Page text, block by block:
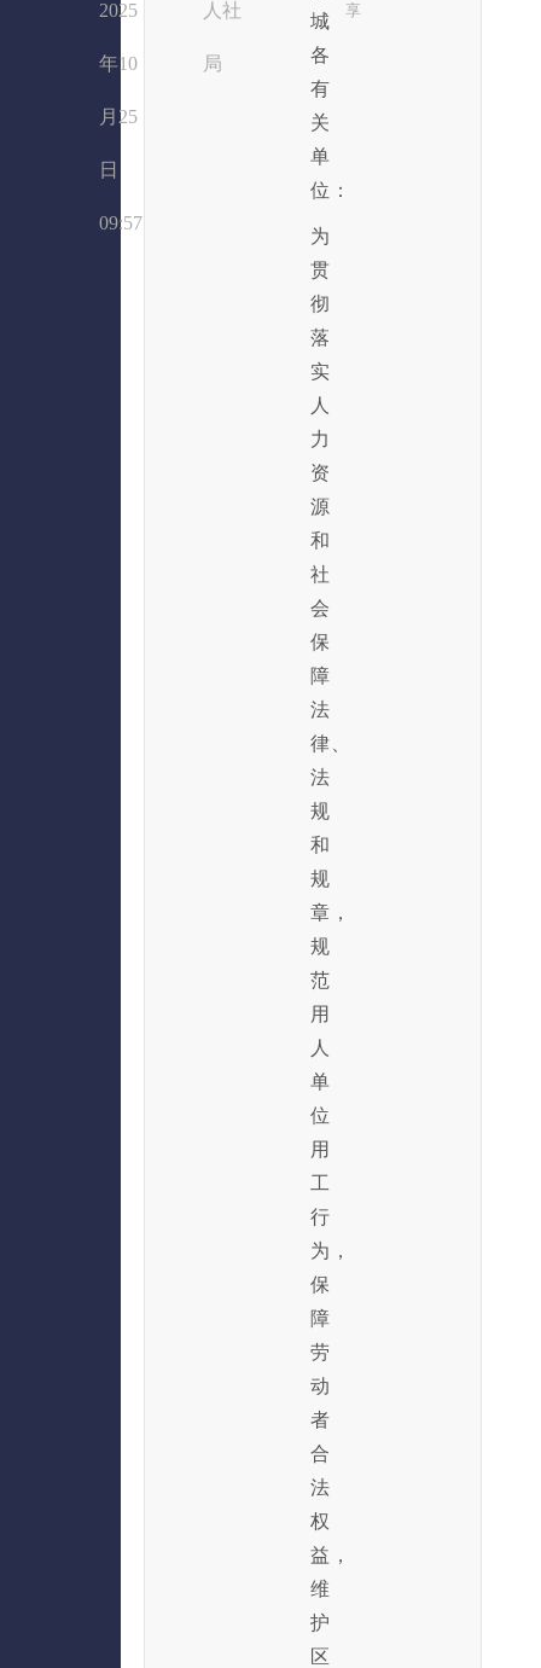
2025
年10
月25
日
09:57
人社
局
享
城
各
有
关
单
位：
为
贯
彻
落
实
人
力
资
源
和
社
会
保
障
法
律、
法
规
和
规
章，
规
范
用
人
单
位
用
工
行
为，
保
障
劳
动
者
合
法
权
益，
维
护
区